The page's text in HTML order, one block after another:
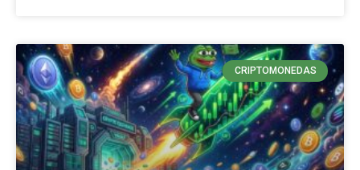
CRIPTOMONEDAS